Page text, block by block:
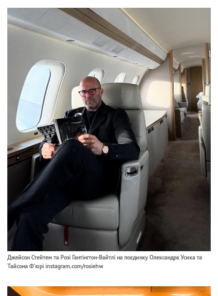
Джейсон Стейтем та Розі Гантінгтон-Вайтлі на поєдинку Олександра Усика та
Тайсона Ф'юрі instagram.com/rosiehw